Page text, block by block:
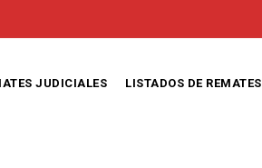
JUDICIALES LISTADOS DE REMATES